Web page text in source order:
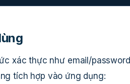
xác thực như email/
tích hợp vào ứng dụng: